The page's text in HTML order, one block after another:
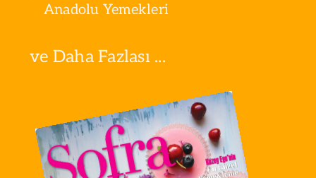
Anadolu Yemekleri
ve Daha Fazlası ...